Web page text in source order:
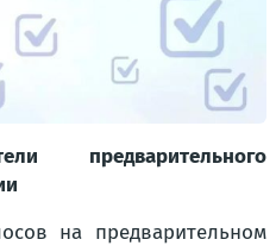
предварительного
на предварительном